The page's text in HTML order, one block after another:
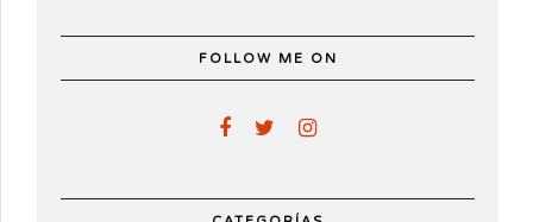
FOLLOW ME ON